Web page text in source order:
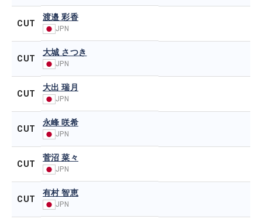
CUT
渡邉 彩香
JPN
CUT
大城 さつき
JPN
CUT
大出 瑞月
JPN
CUT
永峰 咲希
JPN
CUT
菅沼 菜々
JPN
CUT
有村 智恵
JPN